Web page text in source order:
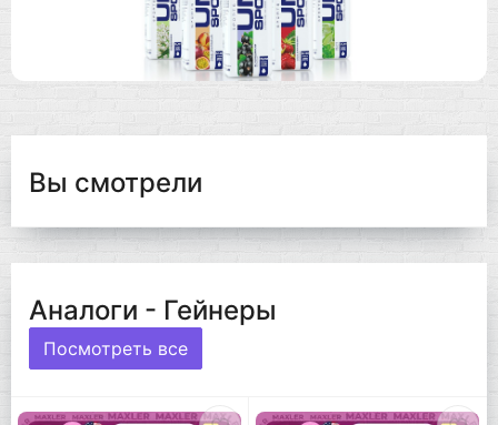
Вы смотрели
Аналоги - Гейнеры
Посмотреть все